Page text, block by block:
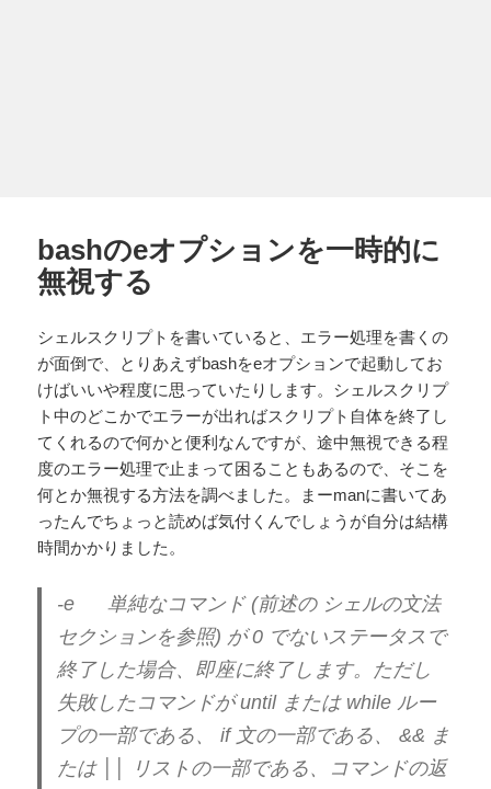
bashのeオプションを一時的に
無視する
シェルスクリプトを書いていると、エラー処理を書くの
が面倒で、とりあえずbashをeオプションで起動してお
けばいいや程度に思っていたりします。シェルスクリプ
ト中のどこかでエラーが出ればスクリプト自体を終了し
てくれるので何かと便利なんですが、途中無視できる程
度のエラー処理で止まって困ることもあるので、そこを
何とか無視する方法を調べました。まーmanに書いてあ
ったんでちょっと読めば気付くんでしょうが自分は結構
時間かかりました。
-e 単純なコマンド (前述の シェルの文法
セクションを参照) が 0 でないステータスで
終了した場合、即座に終了します。ただし
失敗したコマンドが until または while ルー
プの一部である、 if 文の一部である、 && ま
たは ││ リストの一部である、コマンドの返